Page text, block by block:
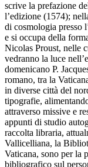
scrive la prefazione
l’edizione (1574);
di cosmologia presso
e si occupa della
Nicolas Proust, nelle
vedranno la luce
domenicano P.
romano, tra la
in diverse città del
tipografie,
attraverso missive e
appunti di studio
raccolta libraria,
Vallicelliana, la
Vaticana, sono per la
bibliografico sul